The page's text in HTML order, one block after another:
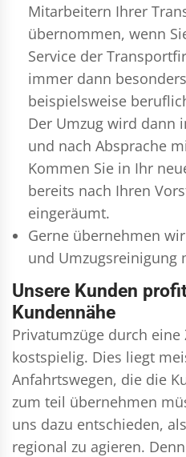
Mitarbeitern Ihrer
übernommen, wenn
Service der
immer dann
beispielsweise
Der Umzug wird dann
und nach Absprache
Kommen Sie in Ihr
bereits nach Ihren
eingeräumt.
Gerne übernehmen
und Umzugsreinigung
Unsere Kunden
Kundennähe
Privatumzüge durch
kostspielig. Dies liegt
Anfahrtswegen, die die
zum teil übernehmen
uns dazu entschieden,
regional zu agieren.